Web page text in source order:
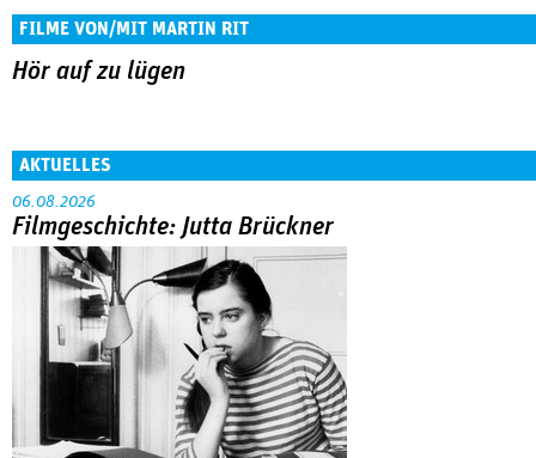
FILME VON/MIT MARTIN RIT
Hör auf zu lügen
AKTUELLES
06.08.2026
Filmgeschichte: Jutta Brückner